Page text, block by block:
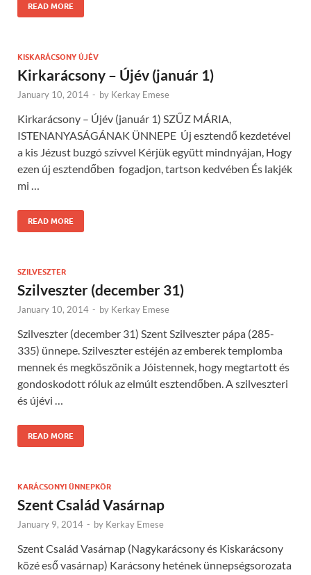
READ MORE
KISKARÁCSONY ÚJÉV
Kirkarácsony – Újév (január 1)
January 10, 2014 - by Kerkay Emese
Kirkarácsony – Újév (január 1) SZŰZ MÁRIA,
ISTENANYASÁGÁNAK ÜNNEPE Új esztendő kezdetével
a kis Jézust buzgó szívvel Kérjük együtt mindnyájan, Hogy
ezen új esztendőben fogadjon, tartson kedvében És lakjék
mi …
READ MORE
SZILVESZTER
Szilveszter (december 31)
January 10, 2014 - by Kerkay Emese
Szilveszter (december 31) Szent Szilveszter pápa (285-
335) ünnepe. Szilveszter estéjén az emberek templomba
mennek és megköszönik a Jóistennek, hogy megtartott és
gondoskodott róluk az elmúlt esztendőben. A szilveszteri
és újévi …
READ MORE
KARÁCSONYI ÜNNEPKÖR
Szent Család Vasárnap
January 9, 2014 - by Kerkay Emese
Szent Család Vasárnap (Nagykarácsony és Kiskarácsony
közé eső vasárnap) Karácsony hetének ünnepségsorozata